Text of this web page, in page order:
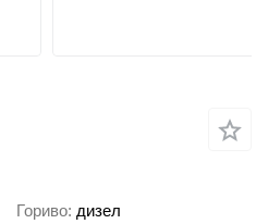
Гориво дизел